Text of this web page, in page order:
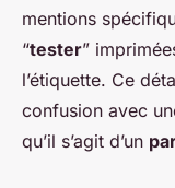
mentions
“tester”
l’étiquette. Ce
confusion avec
qu’il s’agit d’un